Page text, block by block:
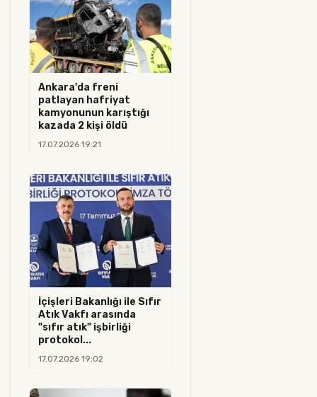
Ankara'da freni
patlayan hafriyat
kamyonunun karıştığı
kazada 2 kişi öldü
17.07.2026 19:21
İçişleri Bakanlığı ile Sıfır
Atık Vakfı arasında
"sıfır atık" işbirliği
protokol...
17.07.2026 19:02